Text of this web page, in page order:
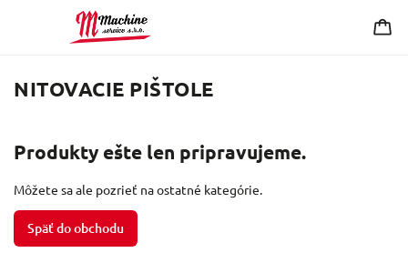
NITOVACIE PIŠTOLE
Produkty ešte len pripravujeme.
Môžete sa ale pozrieť na ostatné kategórie.
Späť do obchodu